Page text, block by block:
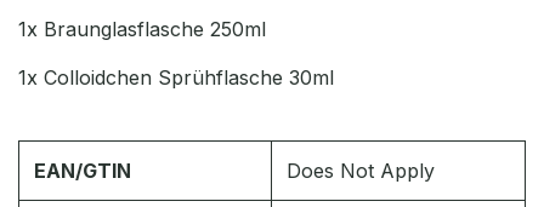
1x Braunglasflasche 250ml
1x Colloidchen Sprühflasche 30ml
EAN/GTIN Does Not Apply